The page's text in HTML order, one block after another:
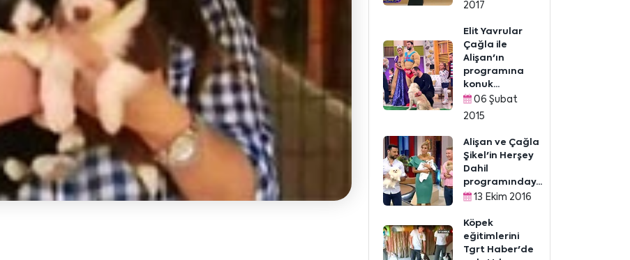
2017
Elit Yavrular
Çağla ile
Alişan'ın
programına
konuk...
06 Şubat
2015
Alişan ve Çağla
Şikel'in Herşey
Dahil
programınday...
13 Ekim 2016
Köpek
eğitimlerini
Tgrt Haber'de